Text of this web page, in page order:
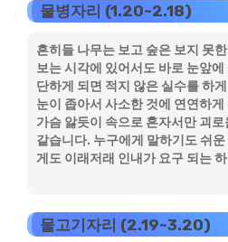
물병자리 (1.20~2.18)
흔히들 나무는 보고 숲은 보지 못
보는 시각에 있어서도 바로 눈앞
단하게 되면 적지 않은 실수를 하
눈이 좁아서 사소한 것에 연연하
가슴 앓듯이 속으로 혼자서만 괴
같습니다. 누구에게 말하기도 쉬
게도 이래저래 인내가 요구 되는
물고기자리 (2.19~3.20)